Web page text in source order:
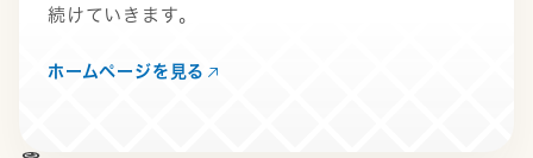
続けていきます。
ホームページを見る